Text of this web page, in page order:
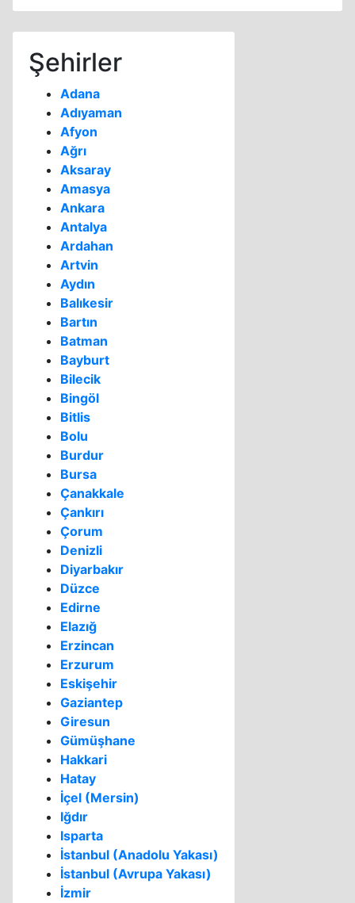
Şehirler
Adana
Adıyaman
Afyon
Ağrı
Aksaray
Amasya
Ankara
Antalya
Ardahan
Artvin
Aydın
Balıkesir
Bartın
Batman
Bayburt
Bilecik
Bingöl
Bitlis
Bolu
Burdur
Bursa
Çanakkale
Çankırı
Çorum
Denizli
Diyarbakır
Düzce
Edirne
Elazığ
Erzincan
Erzurum
Eskişehir
Gaziantep
Giresun
Gümüşhane
Hakkari
Hatay
İçel (Mersin)
Iğdır
Isparta
İstanbul (Anadolu Yakası)
İstanbul (Avrupa Yakası)
İzmir